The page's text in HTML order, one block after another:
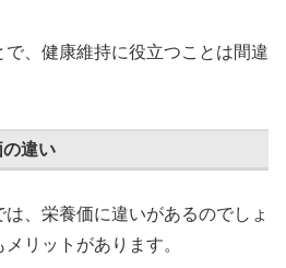
、健康維持に役立つことは間違
違い
は、栄養価に違いがあるのでしょ
リットがあります。